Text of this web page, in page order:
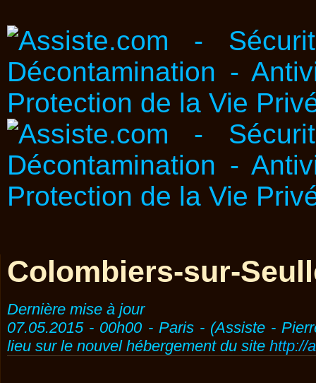
Colombiers-sur-
Dernière mise à jour
07.05.2015 - 00h00 - Paris - (Assiste -
lieu sur le nouvel hébergement du site http://